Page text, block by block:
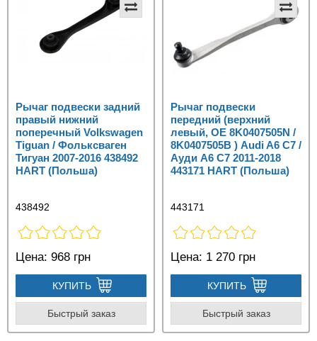
Рычаг подвески задний
правый нижний
поперечный Volkswagen
Tiguan / Фольксваген
Тигуан 2007-2016 438492
HART (Польша)
438492
Цена: 968 грн
КУПИТЬ
Быстрый заказ
Рычаг подвески
передний (верхний
левый, OE 8K0407505N /
8K0407505B ) Audi A6 C7 /
Ауди А6 С7 2011-2018
443171 HART (Польша)
443171
Цена: 1 270 грн
КУПИТЬ
Быстрый заказ